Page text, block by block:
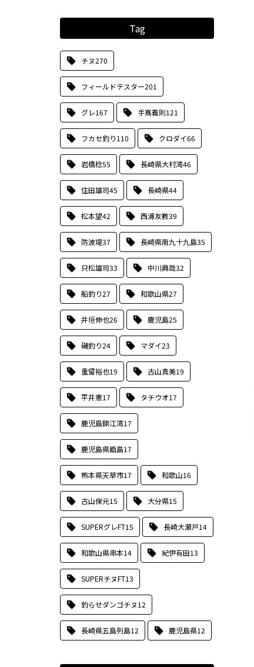
Tag
チヌ270
フィールドテスター201
グレ167 手嶌義則121
フカセ釣り110 クロダイ66
岩橋稔55 長崎県大村湾46
住田雄司45 長崎県44
松本望42 西浦友教39
防波堤37 長崎県南九十九島35
只松雄司33 中川典哉32
船釣り27 和歌山県27
井垣伸也26 鹿児島25
磯釣り24 マダイ23
重留裕也19 古山真美19
平井憲17 タチウオ17
鹿児島錦江湾17
鹿児島県甑島17
熊本県天草市17 和歌山16
古山保元15 大分県15
SUPERグレFT15 長崎大瀬戸14
和歌山県串本14 紀伊有田13
SUPERチヌFT13
釣らせダンゴチヌ12
長崎県五島列島12 鹿児島県12